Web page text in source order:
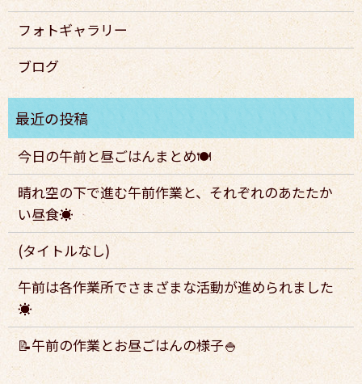
フォトギャラリー
ブログ
今日の午前と昼ごはんまとめ🍽️
晴れ空の下で進む午前作業と、それぞれのあたたか
い昼食☀️
(タイトルなし)
午前は各作業所でさまざまな活動が進められました
☀️
📝午前の作業とお昼ごはんの様子🍚